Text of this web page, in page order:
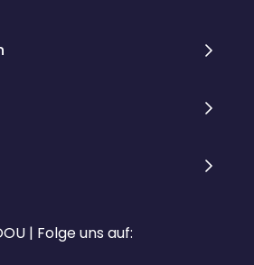
| Folge uns auf: